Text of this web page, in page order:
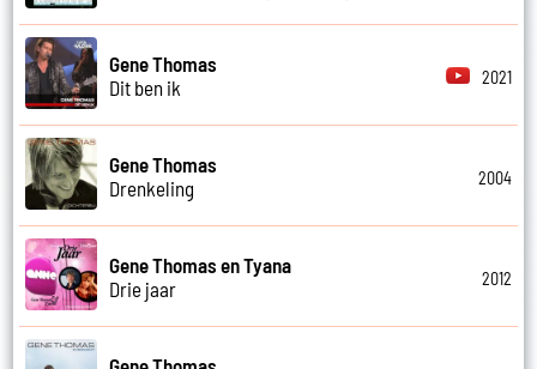
Gene Thomas
Dit ben ik
2021
Gene Thomas
Drenkeling
2004
Gene Thomas en Tyana
Drie jaar
2012